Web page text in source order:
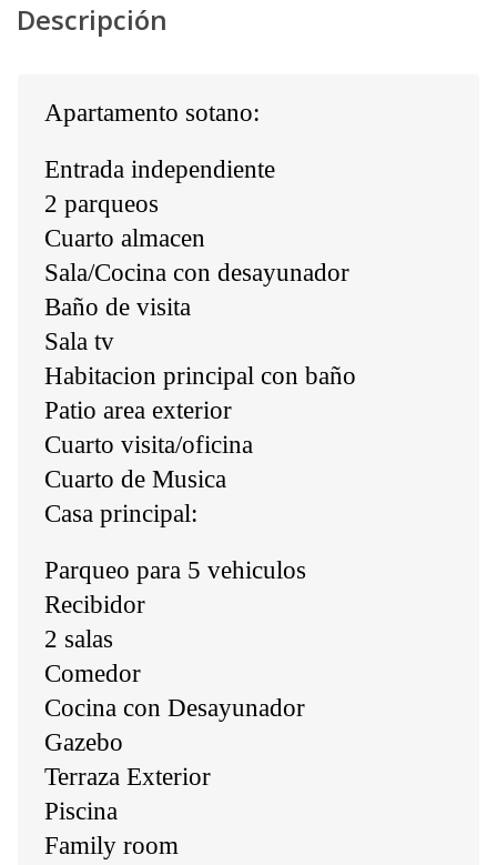
Descripción
Apartamento sotano:
Entrada independiente
2 parqueos
Cuarto almacen
Sala/Cocina con desayunador
Baño de visita
Sala tv
Habitacion principal con baño
Patio area exterior
Cuarto visita/oficina
Cuarto de Musica
Casa principal:
Parqueo para 5 vehiculos
Recibidor
2 salas
Comedor
Cocina con Desayunador
Gazebo
Terraza Exterior
Piscina
Family room